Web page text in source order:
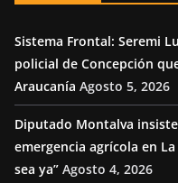
Sistema Frontal: Seremi
policial de Concepción
Araucanía Agosto 5, 2026
Diputado Montalva
emergencia agrícola en
sea ya” Agosto 4, 2026